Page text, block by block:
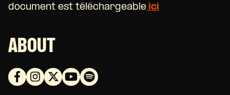
document est téléchargeable ici
ABOUT